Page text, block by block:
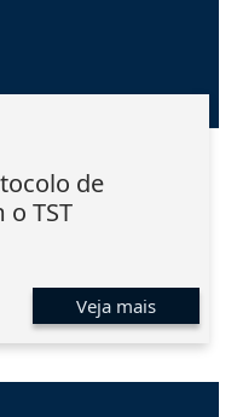
de
TST
Veja mais